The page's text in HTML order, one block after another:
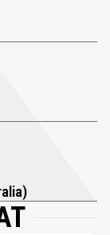
Cypress